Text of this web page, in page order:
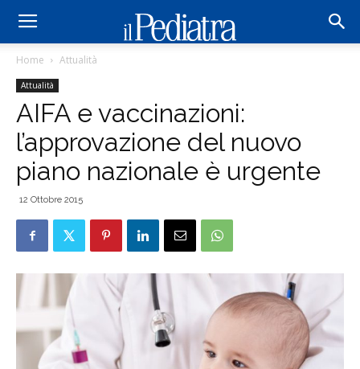
Home Attualità
Attualità
AIFA e vaccinazioni:
l’approvazione del nuovo
piano nazionale è urgente
12 Ottobre 2015